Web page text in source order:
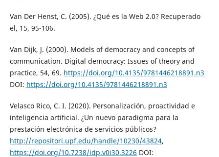
Van Der Henst, C. (2005). ¿Qué es la Web 2.0? Recuperado
el, 15, 95-106.
Van Dijk, J. (2000). Models of democracy and concepts of
communication. Digital democracy: Issues of theory and
practice, 54, 69. https://doi.org/10.4135/9781446218891.n3
DOI: https://doi.org/10.4135/9781446218891.n3
Velasco Rico, C. I. (2020). Personalización, proactividad e
inteligencia artificial. ¿Un nuevo paradigma para la
prestación electrónica de servicios públicos?
http://repositori.upf.edu/handle/10230/43824,
https://doi.org/10.7238/idp.v0i30.3226 DOI: